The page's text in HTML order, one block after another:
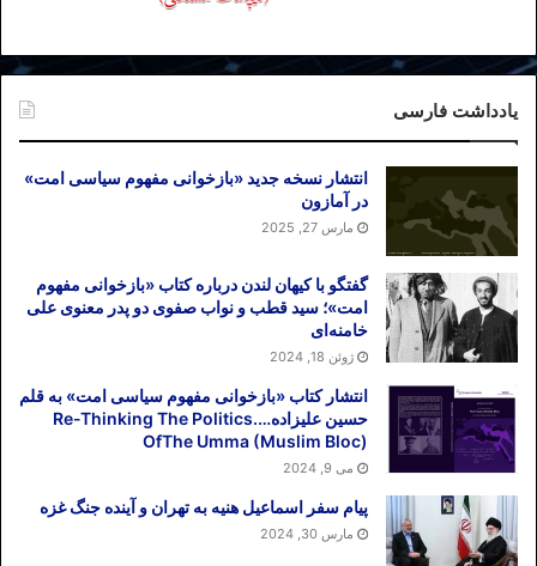
یادداشت فارسی
انتشار نسخه جدید «بازخوانی مفهوم سیاسی امت»
در آمازون
مارس 27, 2025
گفتگو با کیهان لندن درباره کتاب «بازخوانی مفهوم
امت»؛ سید قطب و نواب صفوی دو پدر معنوی علی
خامنه‌ای
ژوئن 18, 2024
انتشار کتاب «بازخوانی مفهوم سیاسی امت» به قلم
حسین علیزاده….Re-Thinking The Politics
OfThe Umma (Muslim Bloc)
می 9, 2024
پیام سفر اسماعیل هنیه به تهران و آینده جنگ غزه
مارس 30, 2024